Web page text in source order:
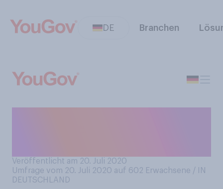
DE Branchen
Veröffentlicht am 20. Juli 2020
Umfrage vom 20. Juli 2020 auf 602 Erwachsene / IN
DEUTSCHLAND